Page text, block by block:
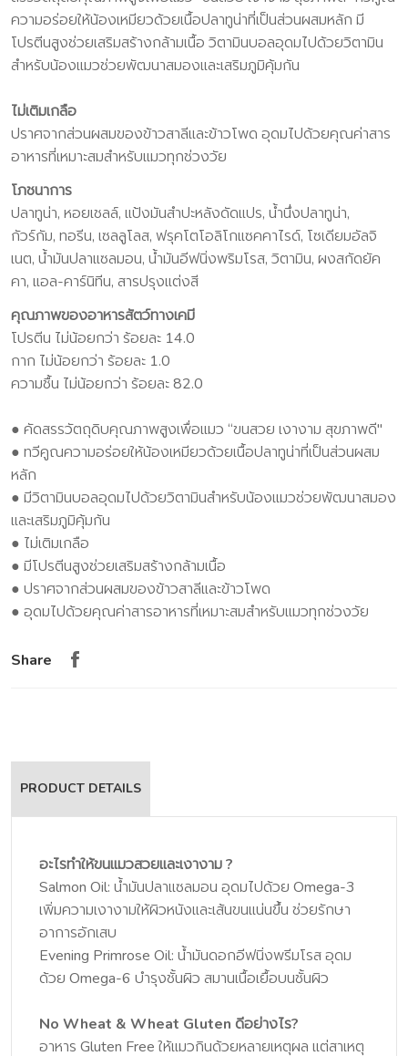
ความอร่อยให้น้องเหมียวด้วยเนื้อปลาทูน่าที่เป็นส่วนผสมหลัก มี
โปรตีนสูงช่วยเสริมสร้างกล้ามเนื้อ วิตามินบอลอุดมไปด้วยวิตามิน
สำหรับน้องแมวช่วยพัฒนาสมองและเสริมภูมิคุ้มกัน
ไม่เติมเกลือ
ปราศจากส่วนผสมของข้าวสาลีและข้าวโพด อุดมไปด้วยคุณค่าสาร
อาหารที่เหมาะสมสำหรับแมวทุกช่วงวัย
โภชนาการ
ปลาทูน่า, หอยเชลล์, แป้งมันสำปะหลังดัดแปร, น้ำนึ่งปลาทูน่า,
กัวร์กัม, ทอรีน, เซลลูโลส, ฟรุคโตโอลิโกแซคคาไรด์, โซเดียมอัลจิ
เนต, น้ำมันปลาแซลมอน, น้ำมันอีฟนิ่งพริมโรส, วิตามิน, ผงสกัดยัค
คา, แอล-คาร์นิทีน, สารปรุงแต่งสี
คุณภาพของอาหารสัตว์ทางเคมี
โปรตีน ไม่น้อยกว่า ร้อยละ 14.0
กาก ไม่น้อยกว่า ร้อยละ 1.0
ความชื้น ไม่น้อยกว่า ร้อยละ 82.0
● คัดสรรวัตถุดิบคุณภาพสูงเพื่อแมว “ขนสวย เงางาม สุขภาพดี"
● ทวีคูณความอร่อยให้น้องเหมียวด้วยเนื้อปลาทูน่าที่เป็นส่วนผสม
หลัก
● มีวิตามินบอลอุดมไปด้วยวิตามินสำหรับน้องแมวช่วยพัฒนาสมอง
และเสริมภูมิคุ้มกัน
● ไม่เติมเกลือ
● มีโปรตีนสูงช่วยเสริมสร้างกล้ามเนื้อ
● ปราศจากส่วนผสมของข้าวสาลีและข้าวโพด
● อุดมไปด้วยคุณค่าสารอาหารที่เหมาะสมสำหรับแมวทุกช่วงวัย
Share
PRODUCT DETAILS
อะไรทำให้ขนแมวสวยและเงางาม ?
Salmon Oil: น้ำมันปลาแซลมอน อุดมไปด้วย Omega-3
เพิ่มความเงางามให้ผิวหนังและเส้นขนแน่นขึ้น ช่วยรักษา
อาการอักเสบ
Evening Primrose Oil: น้ำมันดอกอีฟนิ่งพรีมโรส อุดม
ด้วย Omega-6 บำรุงชั้นผิว สมานเนื้อเยื้อบนชั้นผิว
No Wheat & Wheat Gluten ดีอย่างไร?
อาหาร Gluten Free ให้แมวกินด้วยหลายเหตุผล แต่สาเหตุ